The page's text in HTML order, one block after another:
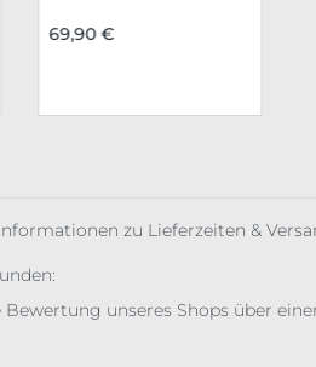
69,90 €
zu Lieferzeiten &
unseres Shops über